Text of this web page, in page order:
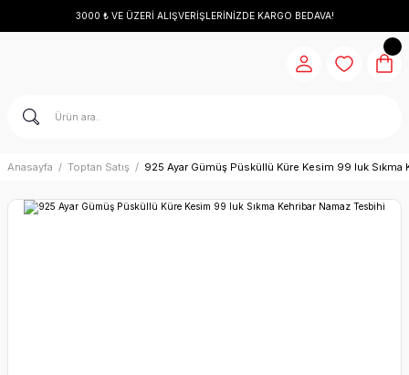
3000 ₺ VE ÜZERİ ALIŞVERİŞLERİNİZDE KARGO BEDAVA!
Anasayfa Toptan Satış 925 Ayar Gümüş Püsküllü Küre Kesim 99 luk Sıkma